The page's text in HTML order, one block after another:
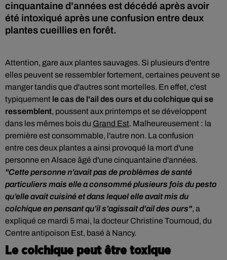
cinquantaine d'années est décédé après avoir
été intoxiqué après une confusion entre deux
plantes cueillies en forêt.
Attention, gare aux plantes sauvages. Si plusieurs d'entre
elles peuvent se ressembler fortement, certaines peuvent se
manger tandis que d'autres sont mortelles. En effet, c'est
typiquement le cas de l'ail des ours et du colchique qui se
ressemblent, poussent aux printemps et se développent
dans les mêmes bois du Grand Est. Malheureusement : la
première est consommable, l'autre non. La confusion
entre ces deux plantesa ainsi provoqué la mort d'une
personne en Alsace âgé d'une cinquantaine d'années.
"Cette personne n’avait pas de problèmes de santé
particuliers mais elle a consommé plusieurs fois du pesto
qu’elle avait cuisiné et dans lequel elle avait mis du
colchique en pensant qu’il s’agissait d’ail des ours", a
expliqué ce mardi 5 mai, la docteur Christine Tournoud, du
Centre antipoison Est, basé à Nancy.
Le colchique peut être toxique